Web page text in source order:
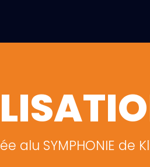
alu SYMPHONIE